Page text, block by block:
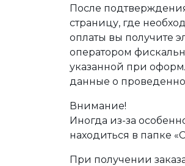
После
страницу, где
оплаты вы получите
оператором
указанной при
данные о
Внимание!
Иногда из-за
находиться в папке
При получении